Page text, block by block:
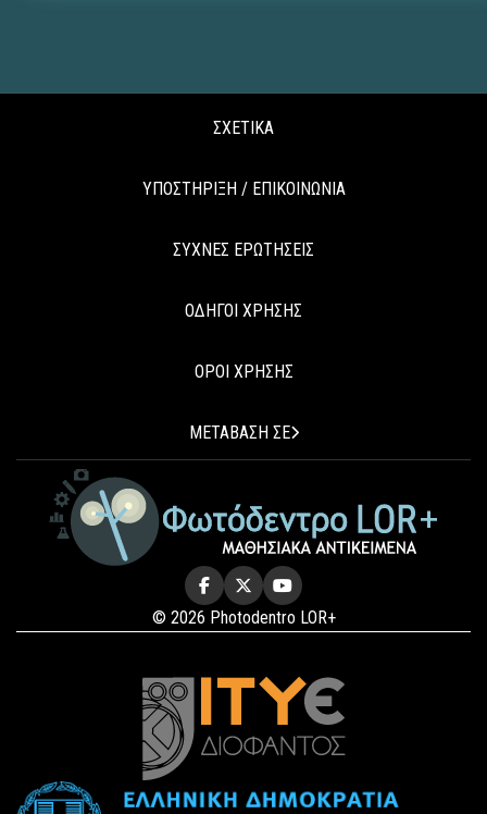
ΣΧΕΤΙΚΑ
ΥΠΟΣΤΗΡΙΞΗ / ΕΠΙΚΟΙΝΩΝΙΑ
ΣΥΧΝΕΣ ΕΡΩΤΗΣΕΙΣ
ΟΔΗΓΟΙ ΧΡΗΣΗΣ
ΟΡΟΙ ΧΡΗΣΗΣ
ΜΕΤΑΒΑΣΗ ΣΕ
© 2026 Photodentro LOR+